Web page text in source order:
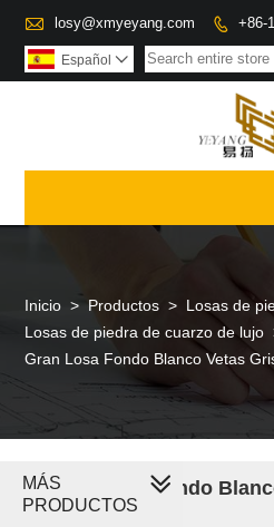
 losy@xmyeyang.com  +86-
Español 
Inicio > Productos > Losas de
Losas de piedra de cuarzo de lujo
Gran Losa Fondo Blanco Vetas
Gran Losa Fondo
Cuarzo NT327
MÁS
PRODUCTOS